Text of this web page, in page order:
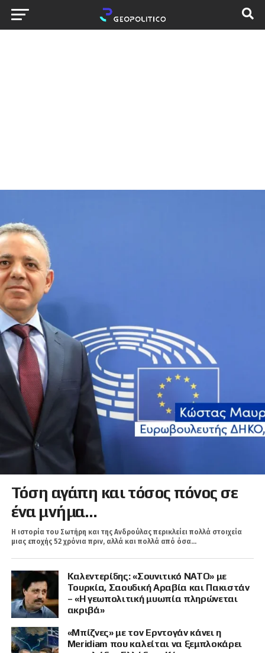
Τόση αγάπη και τόσος πόνος σε
ένα μνήμα…
Η ιστορία του Σωτήρη και της Ανδρούλας περικλείει πολλά στοιχεία
μιας εποχής 52 χρόνια πριν, αλλά και πολλά από όσα...
Καλεντερίδης: «Σουνιτικό ΝΑΤΟ» με
Τουρκία, Σαουδική Αραβία και Πακιστάν
– «Η γεωπολιτική μυωπία πληρώνεται
ακριβά»
«Μπίζνες» με τον Ερντογάν κάνει η
Meridiam που καλείται να ξεμπλοκάρει